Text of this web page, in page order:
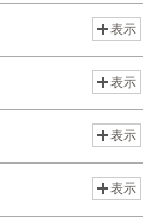
表示
表示
表示
表示